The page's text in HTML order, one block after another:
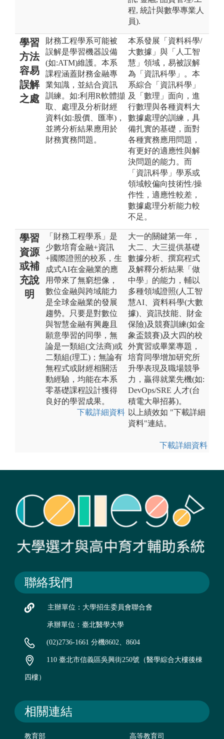
程, 統計與數學專業人
員).
學習
方法
容易
誤解
之處
財務工程學系可能被
誤解是學習機器設備
(如:ATM)維護。本系
課程涵蓋財務金融專
業知識，並結合資訊
訓練。如:利用R軟體擷
取、處理及分析財經
資料(如:股價、匯率)，
並將分析結果應用於
財務實務問題。
本系發展「資料科學/
大數據」與「人工智
慧」領域，易被誤解
為「資訊科學」。本
系綜合「資訊科學」
及「數理」面向，進
行數理與各種資料大
數據處理的訓練，具
備扎實的基礎，面對
各種實務應用問題，
有更好的適應性與解
決問題的能力。而
「資訊科學」學系或
領域較偏向技術性/操
作性，適應性較差，
數據處理分析能力較
不足。
學習
資源
或補
充說
明
「財務工程學系」是
少數培育金融+資訊
+國際證照的校系，生
成式AI在金融業的應
用帶來了無窮想像，
數位金融與跨域能力
是全球金融業的發展
趨勢。只要是對數位
與智慧金融有興趣且
願意學習的同學，無
論是一類組(文法商)或
二類組(理工)；無論有
無程式或財經相關活
動經驗，均能在本系
零基礎課程設計獲得
良好的學習成果。
下載詳細資料
大一的關鍵第一年，
大二、大三提供基礎
數據分析、撰寫程式
及解釋分析結果「做
中學」的能力，輔以
多種領域證照(人工智
慧AI、資料科學(大數
據)、資訊技能、財金
保險)及競賽訓練(如金
象盃競賽)及大四的校
外實習或畢業專題，
培育同學增加研究所
升學表現及職場競爭
力，贏得就業先機(如:
DevOps/SRE 人才(台
積電大舉招募)。
以上績效如 "下載詳細
資料"連結。
下載詳細資料
聯絡我們
主辦單位：大學招生委員會聯合會
承辦單位：臺北醫學大學
(02)2736-1661 分機8602、8604
110 臺北市信義區吳興街250號（醫學綜合大樓後棟
四樓）
相關連結
教育部 高等教育司